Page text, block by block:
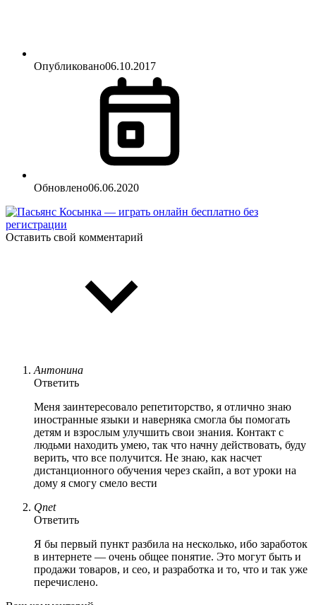
Опубликовано06.10.2017
Обновлено06.06.2020
Оставить свой комментарий
Антонина
Ответить
Меня заинтересовало репетиторство, я отлично знаю
иностранные языки и наверняка смогла бы помогать
детям и взрослым улучшить свои знания. Контакт с
людьми находить умею, так что начну действовать, буду
верить, что все получится. Не знаю, как насчет
дистанционного обучения через скайп, а вот уроки на
дому я смогу смело вести
Qnet
Ответить
Я бы первый пункт разбила на несколько, ибо заработок
в интернете — очень общее понятие. Это могут быть и
продажи товаров, и сео, и разработка и то, что и так уже
перечислено.